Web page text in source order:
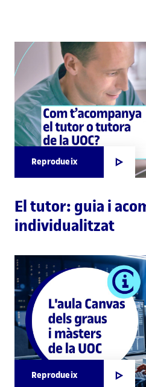
Reprodueix
El tutor: guia i
individualitzat
Reprodueix